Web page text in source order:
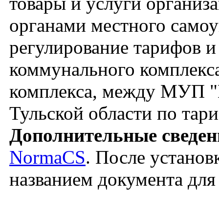
органами местного
регулирование тарифов
коммунального
комплекса, между МУП
Тульской области по
Дополнительные
NormaCS. После
названием документа